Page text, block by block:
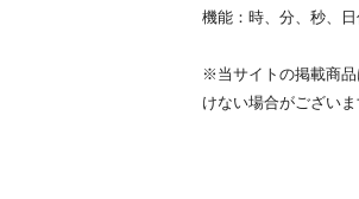
機能：時、分、秒、日
※当サイトの掲載商
けない場合がござい